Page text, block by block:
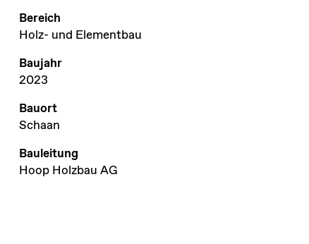
Bereich
Holz- und Elementbau
Baujahr
2023
Bauort
Schaan
Bauleitung
Hoop Holzbau AG